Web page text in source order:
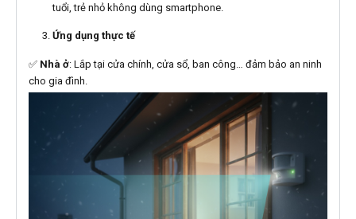
tuổi, trẻ nhỏ không dùng smartphone.
Ứng dụng thực tế
✅ Nhà ở: Lắp tại cửa chính, cửa sổ, ban công… đảm bảo an ninh
cho gia đình.